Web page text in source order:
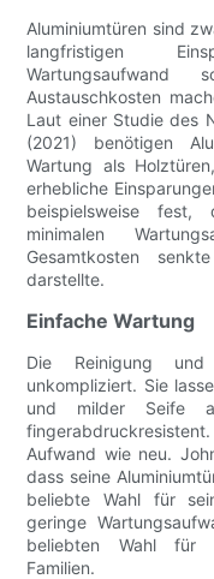
Aluminiumtüren sind
langfristigen
Austauschkosten
Laut einer Studie des
(2021) benötigen
Wartung als
erhebliche
beispielsweise
minimalen
Gesamtkosten
darstellte.
Einfache Wartung
Die Reinigung
unkompliziert. Sie
und milder Seife
Aufwand wie neu.
dass seine
beliebte Wahl für
geringe
beliebten Wahl für
Familien.